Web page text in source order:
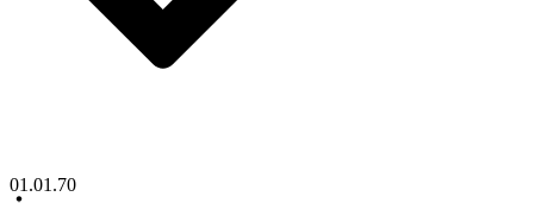
01.01.70